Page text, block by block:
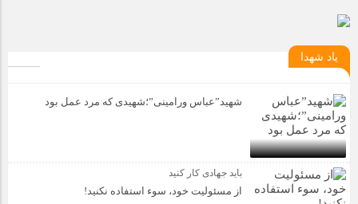
یاد شهدا
شهید”عباس ورامینی”؛شهیدی که مرد عمل بود
باید جهادی کار کنید
از مسئولیت خود، سوء استفاده نکنید!